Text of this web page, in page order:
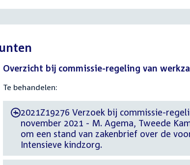
Overzicht bij commissie-regeling van
Te behandelen:
-2021Z19276 Verzoek bij commissie-
november 2021 - M. Agema, Tweede
om een stand van zakenbrief over de
Intensieve kindzorg.